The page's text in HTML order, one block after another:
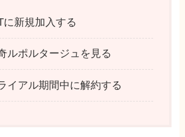
に新規加入する
ルポルタージュを見る
イアル期間中に解約する